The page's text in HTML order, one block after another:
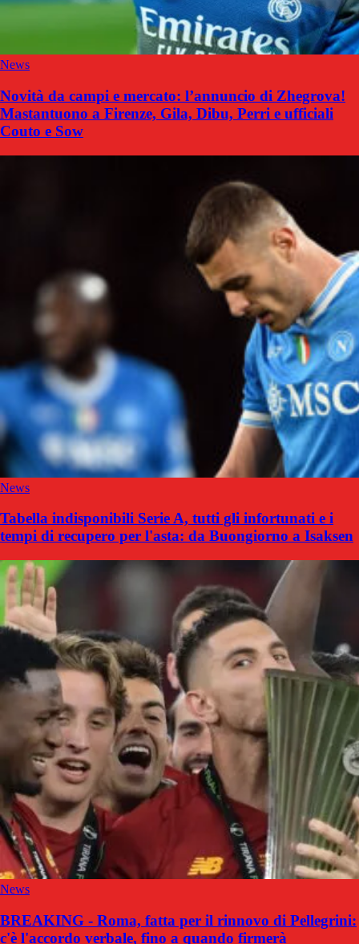
News
Novità da campi e mercato: l’annuncio di Zhegrova!
Mastantuono a Firenze, Gila, Dibu, Perri e ufficiali
Couto e Sow
News
Tabella indisponibili Serie A, tutti gli infortunati e i
tempi di recupero per l'asta: da Buongiorno a Isaksen
News
BREAKING - Roma, fatta per il rinnovo di Pellegrini:
c'è l'accordo verbale, fino a quando firmerà